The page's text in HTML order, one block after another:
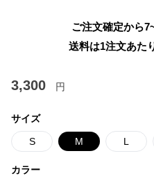
ご注文確定から
送料は1注文あた
3,300 円
サイズ
S M L
カラー